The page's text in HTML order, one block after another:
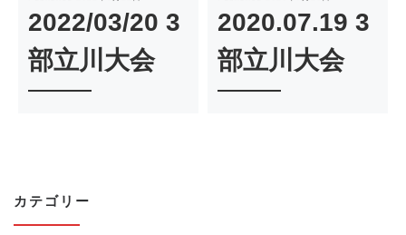
2022/03/20 3
部立川大会
2020.07.19 3
部立川大会
カテゴリー